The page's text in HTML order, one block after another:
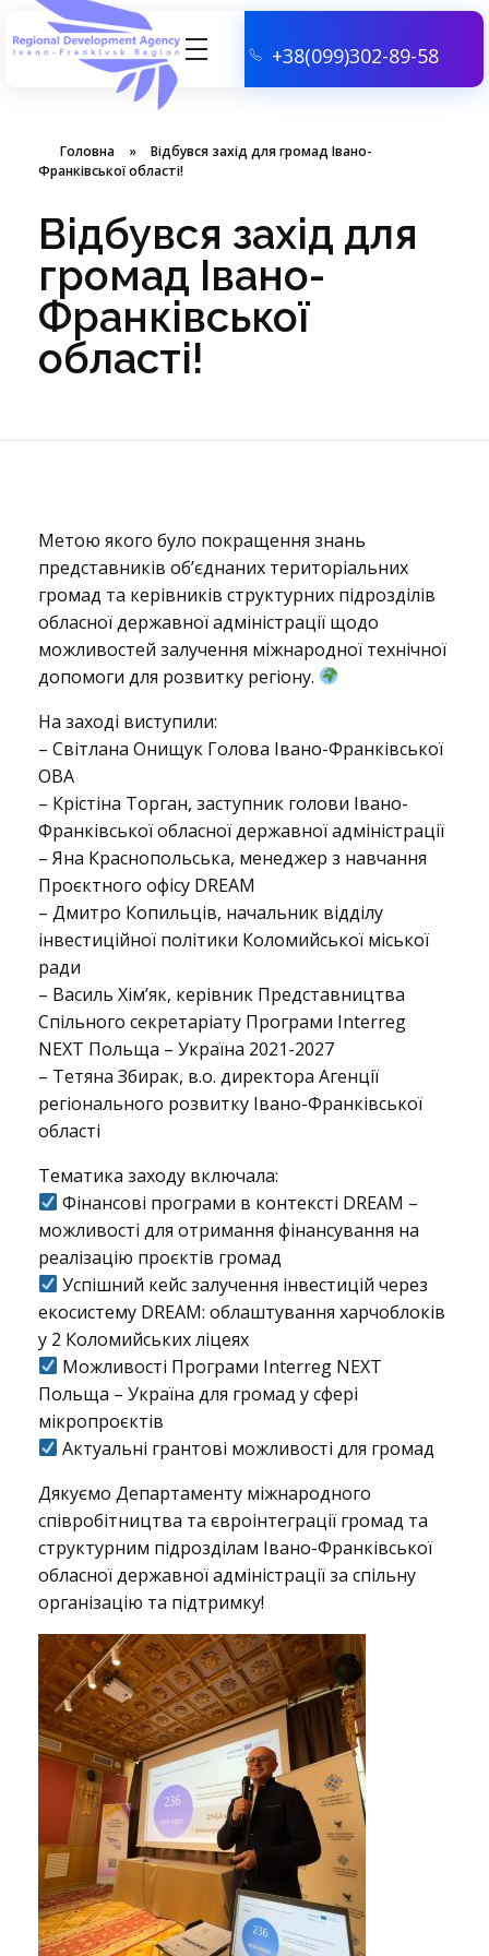
+38(099)302-89-58
Головна »
Відбувся захід для громад Івано-
Франківської області!
Відбувся захід для
громад Івано-
Франківської
області!
В
і
д
б
у
в
с
я
з
а
х
і
д
д
л
я
г
р
Метою якого було покращення знань
представників об’єднаних територіальних
громад та керівників структурних підрозділів
обласної державної адміністрації щодо
можливостей залучення міжнародної технічної
допомоги для розвитку регіону.
На заході виступили:
– Світлана Онищук Голова Івано-Франківської
ОВА
– Крістіна Торган, заступник голови Івано-
Франківської обласної державної адміністрації
– Яна Краснопольська, менеджер з навчання
Проєктного офісу DREAM
– Дмитро Копильців, начальник відділу
інвестиційної політики Коломийської міської
ради
– Василь Хім’як, керівник Представництва
Спільного секретаріату Програми Interreg
NEXT Польща – Україна 2021-2027
– Тетяна Збирак, в.о. директора Агенції
регіонального розвитку Івано-Франківської
області
Тематика заходу включала:
Фінансові програми в контексті DREAM –
можливості для отримання фінансування на
реалізацію проєктів громад
Успішний кейс залучення інвестицій через
екосистему DREAM: облаштування харчоблоків
у 2 Коломийських ліцеях
Можливості Програми Interreg NEXT
Польща – Україна для громад у сфері
мікропроєктів
Актуальні грантові можливості для громад
Дякуємо Департаменту міжнародного
співробітництва та євроінтеграції громад та
структурним підрозділам Івано-Франківської
обласної державної адміністрації за спільну
організацію та підтримку!